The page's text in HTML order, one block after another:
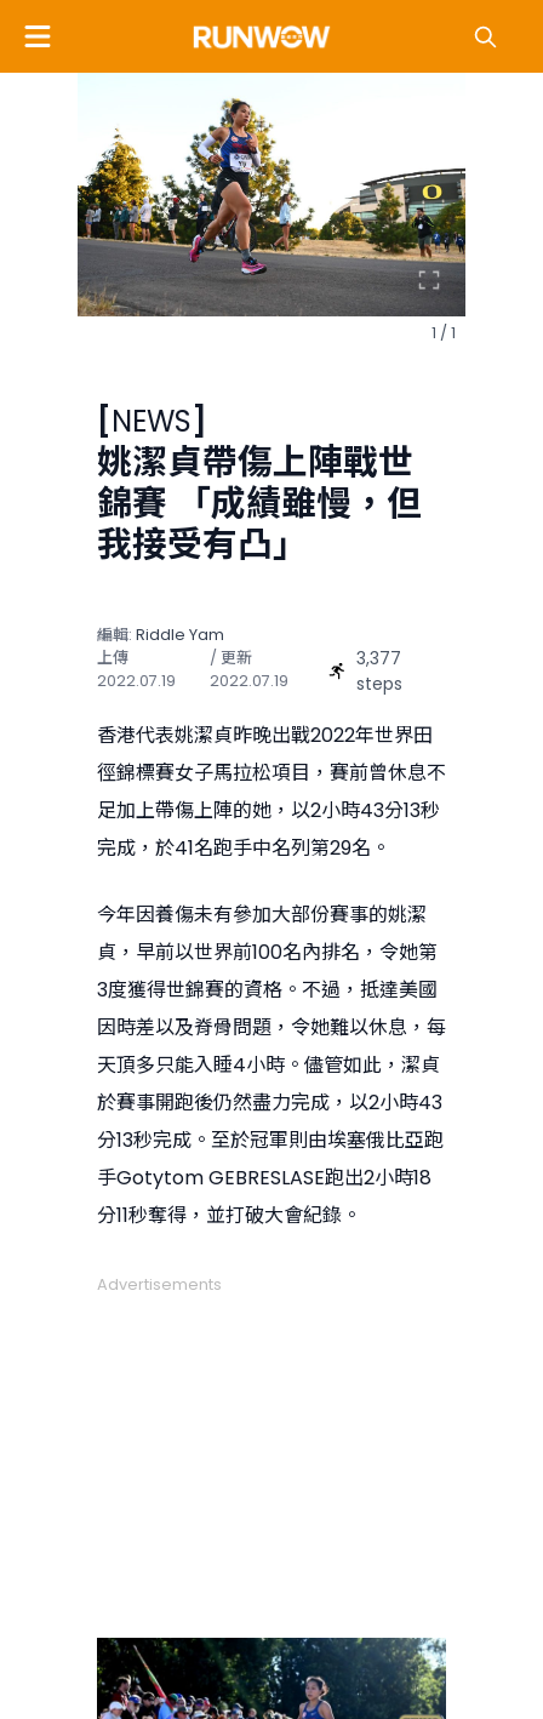
1 / 1
[NEWS]
姚潔貞帶傷上陣戰世
錦賽 「成績雖慢，但
我接受有凸」
編輯: Riddle Yam
上傳
2022.07.19
/ 更新
2022.07.19
3,377
steps
香港代表姚潔貞昨晚出戰2022年世界田
徑錦標賽女子馬拉松項目，賽前曾休息不
足加上帶傷上陣的她，以2小時43分13秒
完成，於41名跑手中名列第29名。
今年因養傷未有參加大部份賽事的姚潔
貞，早前以世界前100名內排名，令她第
3度獲得世錦賽的資格。不過，抵達美國
因時差以及脊骨問題，令她難以休息，每
天頂多只能入睡4小時。儘管如此，潔貞
於賽事開跑後仍然盡力完成，以2小時43
分13秒完成。至於冠軍則由埃塞俄比亞跑
手Gotytom GEBRESLASE跑出2小時18
分11秒奪得，並打破大會紀錄。
Advertisements